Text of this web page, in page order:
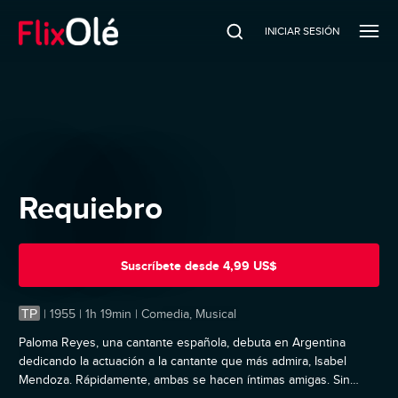
INICIAR SESIÓN
Requiebro
Suscríbete desde 4,99 US$
TP | 1955 | 1h 19min | Comedia, Musical
Paloma Reyes, una cantante española, debuta en Argentina
dedicando la actuación a la cantante que más admira, Isabel
Mendoza. Rápidamente, ambas se hacen íntimas amigas. Sin